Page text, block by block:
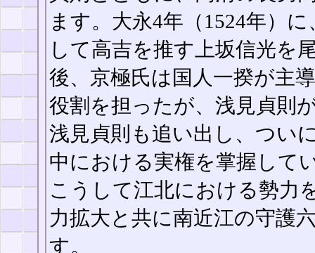
ます。大永4年（1524年）
して高吉を推す上坂信光を
後、京極氏は国人一揆が主
役割を担ったが、浅見貞則
浅見貞則も追い出し、つい
中における実権を掌握して
こうして江北における勢力
力拡大と共に南近江の守護
す。